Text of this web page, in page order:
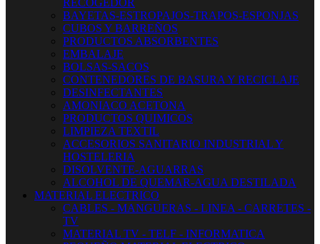
RECOGEDOR
BAYETAS-ESTROPAJOS-TRAPOS-ESPONJAS
CUBOS Y BARREÑOS
PRODUCTOS ABSORBENTES
EMBALAJE
BOLSAS-SACOS
CONTENEDORES DE BASURA Y RECICLAJE
DESINFECTANTES
AMONIACO ACETONA
PRODUCTOS QUIMICOS
LIMPIEZA TEXTIL
ACCESORIOS SANITARIO INDUSTRIAL Y
HOSTELERIA
DISOLVENTE-AGUARRAS
ALCOHOL DE QUEMAR-AGUA DESTILADA
MATERIAL ELECTRICO
CABLES - MANGUERAS - LINEA - CARRETES -
TV
MATERIAL TV - TELF - INFORMATICA